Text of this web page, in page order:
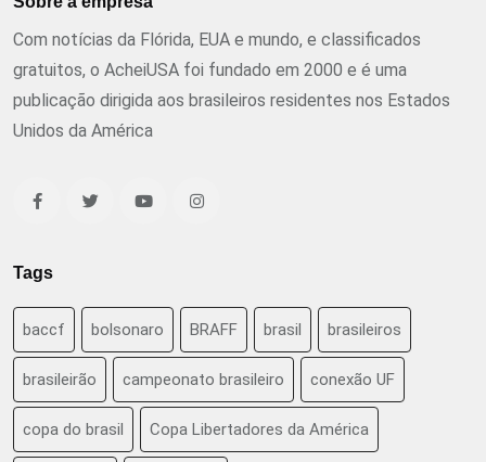
Com notícias da Flórida, EUA e mundo, e classificados
gratuitos, o AcheiUSA foi fundado em 2000 e é uma
publicação dirigida aos brasileiros residentes nos Estados
Unidos da América
Tags
baccf bolsonaro BRAFF brasil brasileiros
brasileirão campeonato brasileiro conexão UF
copa do brasil Copa Libertadores da América